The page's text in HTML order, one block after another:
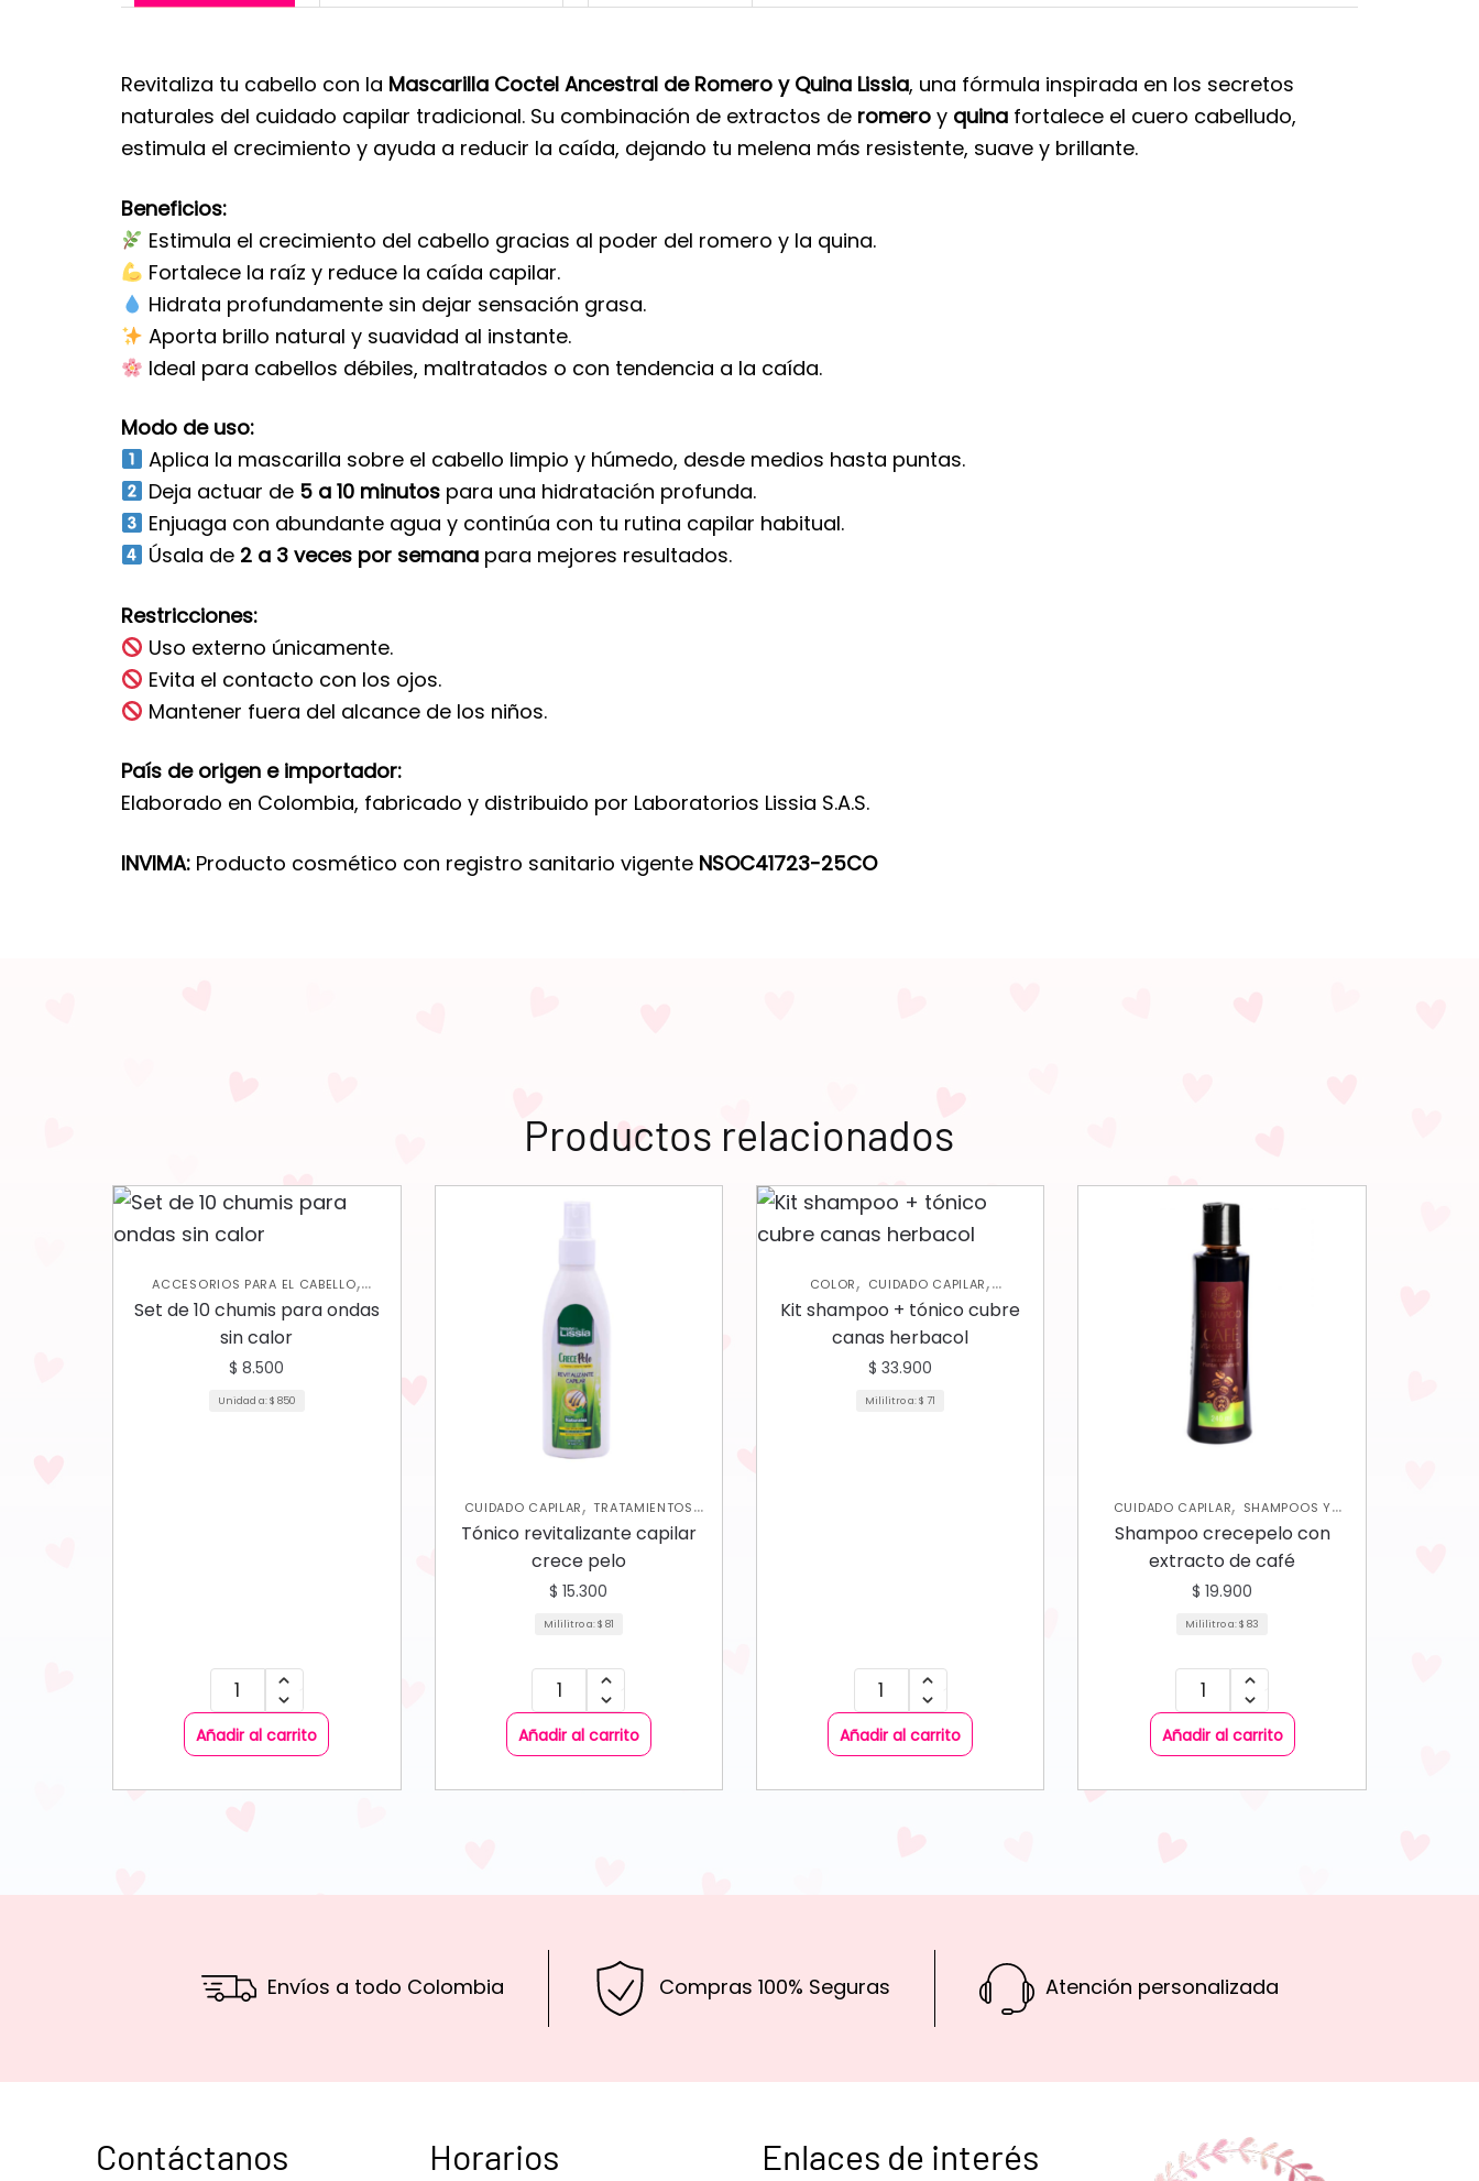
Revitaliza tu cabello con la Mascarilla Coctel Ancestral de Romero y Quina Lissia, una fórmula inspirada en los secretos
naturales del cuidado capilar tradicional. Su combinación de extractos de romeroy quinafortalece el cuero cabelludo,
estimula el crecimiento y ayuda a reducir la caída, dejando tu melena más resistente, suave y brillante.
Beneficios:
Estimula el crecimiento del cabello gracias al poder del romero y la quina.
Fortalece la raíz y reduce la caída capilar.
Hidrata profundamente sin dejar sensación grasa.
Aporta brillo natural y suavidad al instante.
Ideal para cabellos débiles, maltratados o con tendencia a la caída.
Modo de uso:
Aplica la mascarilla sobre el cabello limpio y húmedo, desde medios hasta puntas.
Deja actuar de 5 a 10 minutos para una hidratación profunda.
Enjuaga con abundante agua y continúa con tu rutina capilar habitual.
Úsala de 2 a 3 veces por semana para mejores resultados.
Restricciones:
Uso externo únicamente.
Evita el contacto con los ojos.
Mantener fuera del alcance de los niños.
País de origen e importador:
Elaborado en Colombia, fabricado y distribuido por Laboratorios Lissia S.A.S.
INVIMA:Producto cosmético con registro sanitario vigente NSOC41723-25CO
Productos relacionados
ACCESORIOS PARA EL CABELLO,
CUIDADO CAPILAR
Set de 10 chumis para ondas
sin calor
$ 8.500
Unidad a:$ 850
Añadir al carrito
CUIDADO CAPILAR,TRATAMIENTOS
CAPILARES
Tónico revitalizante capilar
crece pelo
$ 15.300
Mililitro a:$ 81
Añadir al carrito
COLOR, CUIDADO CAPILAR,
SHAMPOOS Y ACONDICIONADORES
Kit shampoo + tónico cubre
canas herbacol
$ 33.900
Mililitro a:$ 71
Añadir al carrito
CUIDADO CAPILAR, SHAMPOOS Y
ACONDICIONADORES
Shampoo crecepelo con
extracto de café
$ 19.900
Mililitro a:$ 83
Añadir al carrito
Envíos a todo Colombia Compras 100% Seguras Atención personalizada
Contáctanos Horarios Enlaces de interés